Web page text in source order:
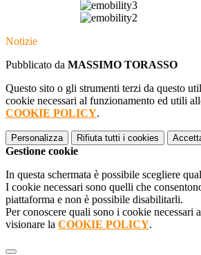
Notizie
Pubblicato da MASSIMO TORASSO
Questo sito o gli strumenti terzi da questo
cookie necessari al funzionamento ed utili
COOKIE POLICY.
Personalizza Rifiuta tutti i cookies
Gestione cookie
In questa schermata è possibile scegliere
I cookie necessari sono quelli che
piattaforma e non è possibile disabilitarli.
Per conoscere quali sono i cookie necessari
visionare la COOKIE POLICY.